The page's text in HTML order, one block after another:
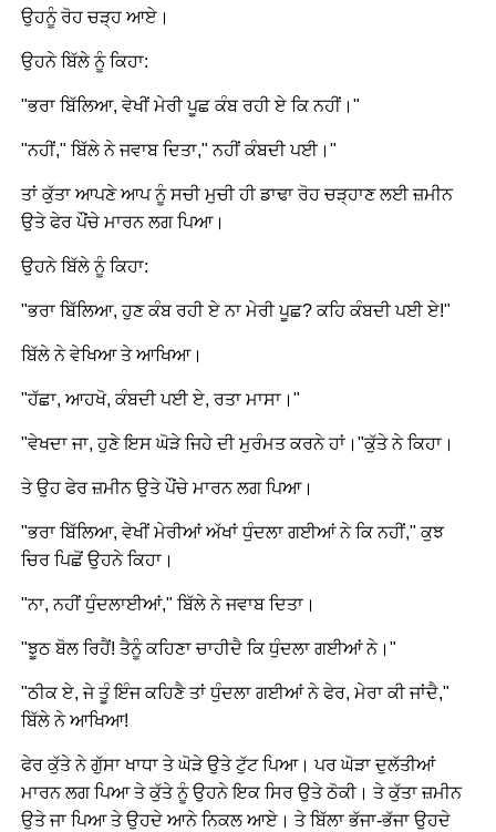
ਉਹਨੂੰ ਰੋਹ ਚੜ੍ਹ ਆਏ।
ਉਹਨੇ ਬਿੱਲੇ ਨੂੰ ਕਿਹਾ:
"ਭਰਾ ਬਿੱਲਿਆ, ਵੇਖੀਂ ਮੇਰੀ ਪੂਛ ਕੰਬ ਰਹੀ ਏ ਕਿ ਨਹੀਂ।"
"ਨਹੀਂ," ਬਿੱਲੇ ਨੇ ਜਵਾਬ ਦਿਤਾ," ਨਹੀਂ ਕੰਬਦੀ ਪਈ।"
ਤਾਂ ਕੁੱਤਾ ਆਪਣੇ ਆਪ ਨੂੰ ਸਚੀ ਮੁਚੀ ਹੀ ਡਾਢਾ ਰੋਹ ਚੜ੍ਹਾਣ ਲਈ ਜ਼ਮੀਨ
ਉਤੇ ਫੇਰ ਪੌਂਚੇ ਮਾਰਨ ਲਗ ਪਿਆ।
ਉਹਨੇ ਬਿੱਲੇ ਨੂੰ ਕਿਹਾ:
"ਭਰਾ ਬਿੱਲਿਆ, ਹੁਣ ਕੰਬ ਰਹੀ ਏ ਨਾ ਮੇਰੀ ਪੂਛ? ਕਹਿ ਕੰਬਦੀ ਪਈ ਏ!"
ਬਿੱਲੇ ਨੇ ਵੇਖਿਆ ਤੇ ਆਖਿਆ।
"ਹੱਛਾ, ਆਹਖੋ, ਕੰਬਦੀ ਪਈ ਏ, ਰਤਾ ਮਾਸਾ।"
"ਵੇਖਦਾ ਜਾ, ਹੁਣੇ ਇਸ ਘੋੜੇ ਜਿਹੇ ਦੀ ਮੁਰੰਮਤ ਕਰਨੇ ਹਾਂ।"ਕੁੱਤੇ ਨੇ ਕਿਹਾ।
ਤੇ ਉਹ ਫੇਰ ਜ਼ਮੀਨ ਉਤੇ ਪੌਂਚੇ ਮਾਰਨ ਲਗ ਪਿਆ।
"ਭਰਾ ਬਿੱਲਿਆ, ਵੇਖੀਂ ਮੇਰੀਆਂ ਅੱਖਾਂ ਧੁੰਦਲਾ ਗਈਆਂ ਨੇ ਕਿ ਨਹੀਂ," ਕੁਝ
ਚਿਰ ਪਿਛੋਂ ਉਹਨੇ ਕਿਹਾ।
"ਨਾ, ਨਹੀਂ ਧੁੰਦਲਾਈਆਂ," ਬਿੱਲੇ ਨੇ ਜਵਾਬ ਦਿਤਾ।
"ਝੂਠ ਬੋਲ ਰਿਹੈਂ! ਤੈਨੂੰ ਕਹਿਣਾ ਚਾਹੀਦੈ ਕਿ ਧੁੰਦਲਾ ਗਈਆਂ ਨੇ।"
"ਠੀਕ ਏ, ਜੇ ਤੂੰ ਇੰਜ ਕਹਿਣੈ ਤਾਂ ਧੁੰਦਲਾ ਗਈਆਂ ਨੇ ਫੇਰ, ਮੇਰਾ ਕੀ ਜਾਂਦੈ,"
ਬਿੱਲੇ ਨੇ ਆਖਿਆ!
ਫੇਰ ਕੁੱਤੇ ਨੇ ਗੁੱਸਾ ਖਾਧਾ ਤੇ ਘੋੜੇ ਉਤੇ ਟੁੱਟ ਪਿਆ। ਪਰ ਘੋੜਾ ਦੁਲੱਤੀਆਂ
ਮਾਰਨ ਲਗ ਪਿਆ ਤੇ ਕੁੱਤੇ ਨੂੰ ਉਹਨੇ ਇਕ ਸਿਰ ਉਤੇ ਠੋਕੀ। ਤੇ ਕੁੱਤਾ ਜ਼ਮੀਨ
ਉਤੇ ਜਾ ਪਿਆ ਤੇ ਉਹਦੇ ਆਨੇ ਨਿਕਲ ਆਏ। ਤੇ ਬਿੱਲਾ ਭੱਜਾ-ਭੱਜਾ ਉਹਦੇ